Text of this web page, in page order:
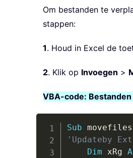
Om bestanden te
stappen:
1. Houd in Excel de
2. Klik op Invoegen >
VBA-code:
Sub movefiles
'Updateby
Dim xRg